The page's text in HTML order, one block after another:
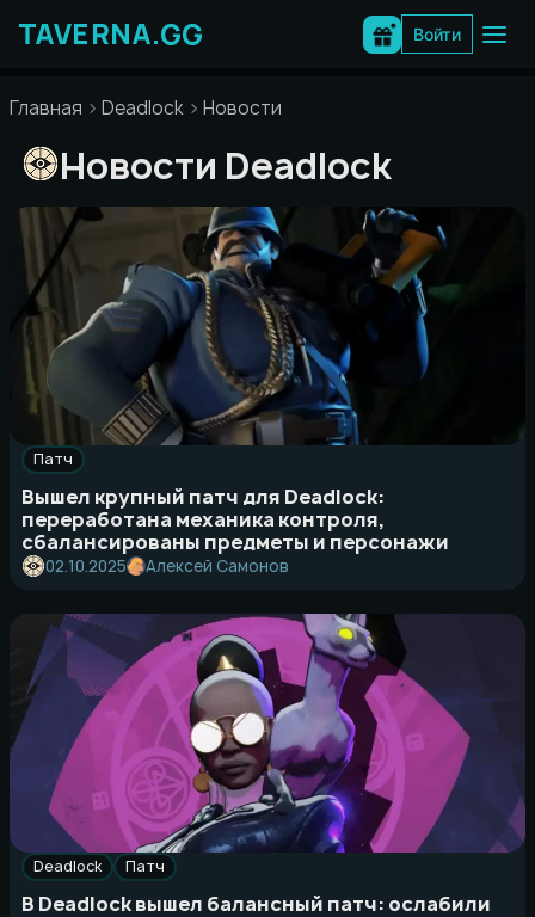
содержимому
Войти
Главная Deadlock Новости
Новости Deadlock
Патч
Вышел крупный патч для Deadlock:
переработана механика контроля,
сбалансированы предметы и персонажи
02.10.2025 Алексей Самонов
Deadlock Патч
В Deadlock вышел балансный патч: ослабили